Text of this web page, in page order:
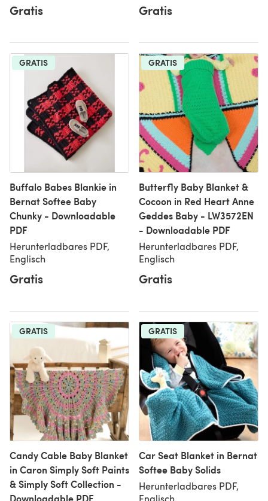
Gratis Gratis
GRATIS
Buffalo Babes Blankie in
Bernat Softee Baby
Chunky - Downloadable
PDF
Herunterladbares PDF,
Englisch
Gratis
GRATIS
Butterfly Baby Blanket &
Cocoon in Red Heart Anne
Geddes Baby - LW3572EN
- Downloadable PDF
Herunterladbares PDF,
Englisch
Gratis
GRATIS
Candy Cable Baby Blanket
in Caron Simply Soft Paints
& Simply Soft Collection -
GRATIS
Car Seat Blanket in Bernat
Softee Baby Solids
Herunterladbares PDF,
Englisch